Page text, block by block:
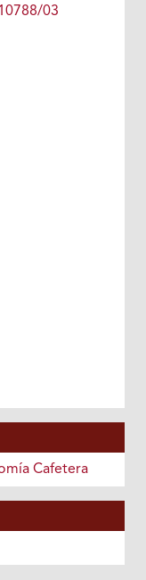
03
Cafetera